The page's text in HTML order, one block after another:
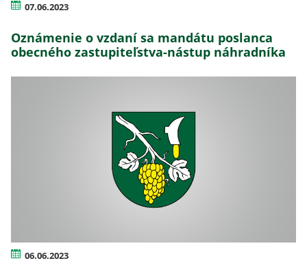
07.06.2023
Oznámenie o vzdaní sa mandátu poslanca
obecného zastupiteľstva-nástup náhradníka
06.06.2023